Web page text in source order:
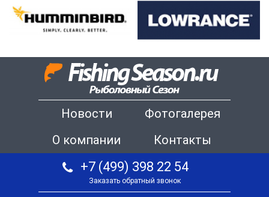
Новости
Фотогалерея
О компании
Контакты
+7 (499) 398 22 54
Заказать обратный звонок